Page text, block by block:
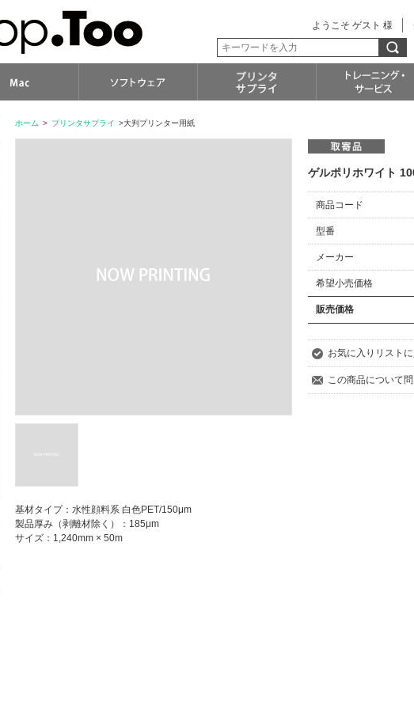
ようこそ ゲスト 様
ホーム > プリンタサプライ >大判プリンター用紙
ゲルポリホワイト
商品コード
型番
メーカー
希望小売価格
販売価格
お気に入りリスト
この商品について
基材タイプ：水性顔料系 白色PET/150μm
製品厚み（剥離材除く）：185μm
サイズ：1,240mm × 50m